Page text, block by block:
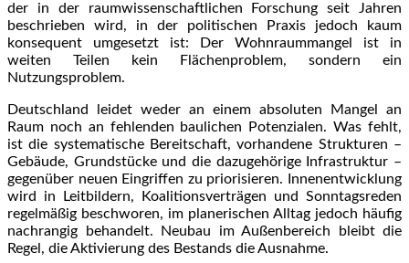
der in der raumwissenschaftlichen Forschung seit Jahren
beschrieben wird, in der politischen Praxis jedoch kaum
konsequent umgesetzt ist: Der Wohnraummangel ist in
weiten Teilen kein Flächenproblem, sondern ein
Nutzungsproblem.
Deutschland leidet weder an einem absoluten Mangel an
Raum noch an fehlenden baulichen Potenzialen. Was fehlt,
ist die systematische Bereitschaft, vorhandene Strukturen –
Gebäude, Grundstücke und die dazugehörige Infrastruktur –
gegenüber neuen Eingriffen zu priorisieren. Innenentwicklung
wird in Leitbildern, Koalitionsverträgen und Sonntagsreden
regelmäßig beschworen, im planerischen Alltag jedoch häufig
nachrangig behandelt. Neubau im Außenbereich bleibt die
Regel, die Aktivierung des Bestands die Ausnahme.